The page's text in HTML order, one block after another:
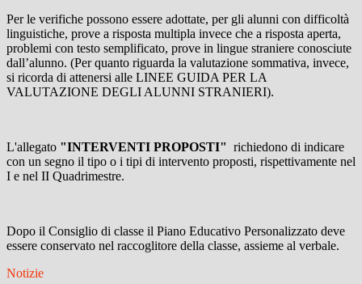
Per le verifiche possono essere adottate, per gli alunni con difficoltà
linguistiche, prove a risposta multipla invece che a risposta aperta,
problemi con testo semplificato, prove in lingue straniere conosciute
dall’alunno. (Per quanto riguarda la valutazione sommativa, invece,
si ricorda di attenersi alle LINEE GUIDA PER LA
VALUTAZIONE DEGLI ALUNNI STRANIERI).
L'allegato "INTERVENTI PROPOSTI" richiedono di indicare
con un segno il tipo o i tipi di intervento proposti, rispettivamente nel
I e nel II Quadrimestre.
Dopo il Consiglio di classe il Piano Educativo Personalizzato deve
essere conservato nel raccoglitore della classe, assieme al verbale.
Notizie